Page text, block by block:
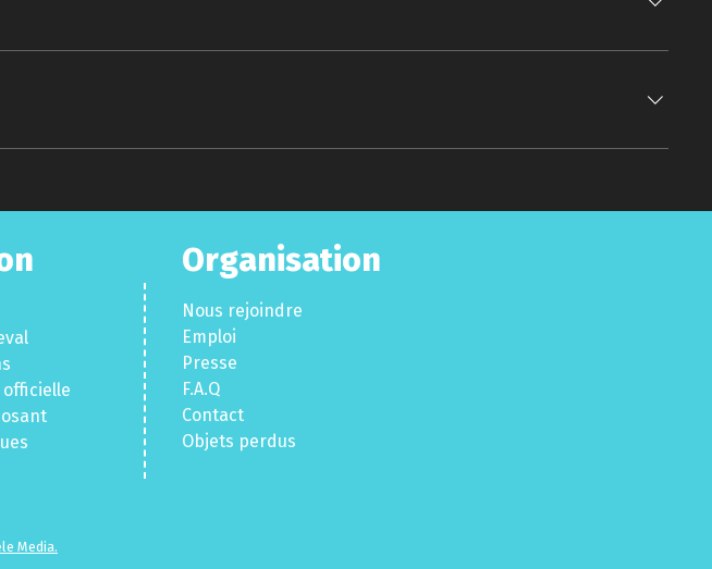
Organisation
l
officielle
Nous rejoindre
Emploi
Presse
F.A.Q
Contact
Objets perdus
Media.